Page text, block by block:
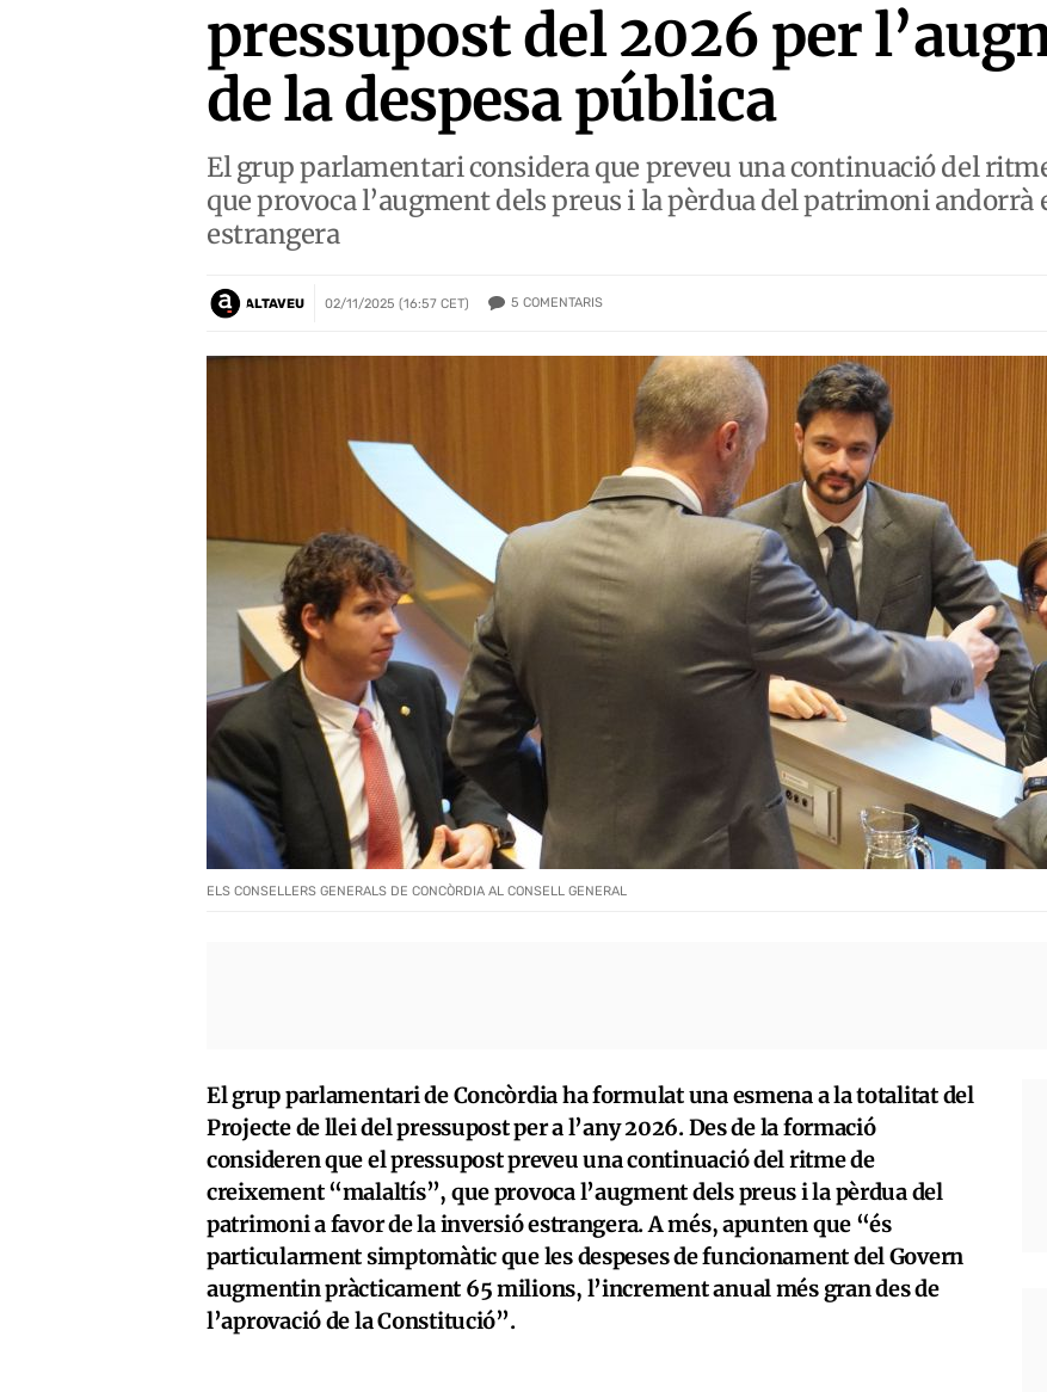
pressupost del 2026 per
de la despesa pública
El grup parlamentari considera que preveu una continuació del
que provoca l’augment dels preus i la pèrdua del patrimoni andorrà
estrangera
ALTAVEU 02/11/2025 (16:57 CET) 5 COMENTARIS
ELS CONSELLERS GENERALS DE CONCÒRDIA AL CONSELL GENERAL
El grup parlamentari de Concòrdia ha formulat una esmena a la totalitat del
Projecte de llei del pressupost per a l’any 2026. Des de la formació
consideren que el pressupost preveu una continuació del ritme de
creixement “malaltís”, que provoca l’augment dels preus i la pèrdua del
patrimoni a favor de la inversió estrangera. A més, apunten que “és
particularment simptomàtic que les despeses de funcionament del Govern
augmentin pràcticament 65 milions, l’increment anual més gran des de
l’aprovació de la Constitució”.